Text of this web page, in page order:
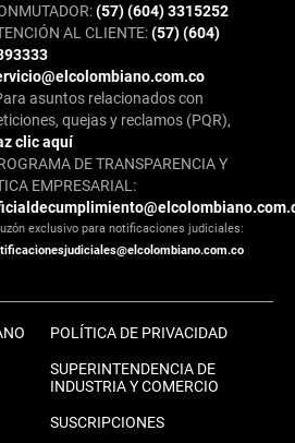
(57) (604) 3315252
AL CLIENTE:(57) (604)
asuntos relacionados con
quejas y reclamos (PQR),
clic aquí
DE TRANSPARENCIA Y
EMPRESARIAL:
exclusivo para notificaciones judiciales:
POLÍTICA DE PRIVACIDAD
SUPERINTENDENCIA DE
INDUSTRIA Y COMERCIO
SUSCRIPCIONES